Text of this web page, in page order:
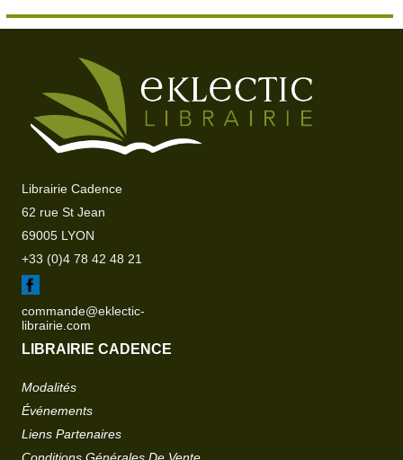
Librairie Cadence
62 rue St Jean
69005 LYON
+33 (0)4 78 42 48 21
commande@eklectic-
librairie.com
LIBRAIRIE CADENCE
Modalités
Événements
Liens Partenaires